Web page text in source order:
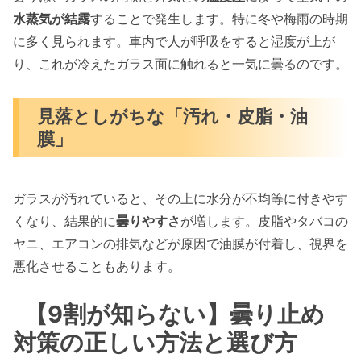
水蒸気が結露することで発生します。特に冬や梅雨の時期
に多く見られます。車内で人が呼吸をすると湿度が上が
り、これが冷えたガラス面に触れると一気に曇るのです。
見落としがちな「汚れ・皮脂・油
膜」
ガラスが汚れていると、その上に水分が不均等に付きやす
くなり、結果的に曇りやすさが増します。皮脂やタバコの
ヤニ、エアコンの排気などが原因で油膜が付着し、視界を
悪化させることもあります。
【9割が知らない】曇り止め
対策の正しい方法と選び方